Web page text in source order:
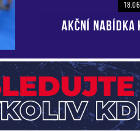
AKČNÍ NABÍDKA